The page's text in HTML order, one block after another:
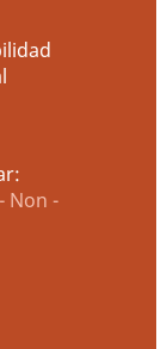
Non -